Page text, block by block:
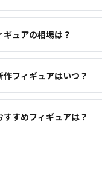
ギュアの相場は？
作フィギュアはいつ？
すすめフィギュアは？